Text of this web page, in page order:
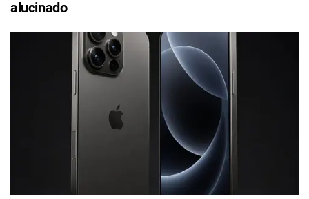
alucinado